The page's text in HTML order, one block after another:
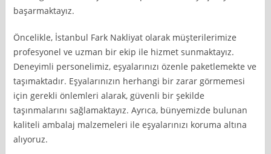
başarmaktayız.
Öncelikle, İstanbul Fark Nakliyat olarak müşterilerimize
profesyonel ve uzman bir ekip ile hizmet sunmaktayız.
Deneyimli personelimiz, eşyalarınızı özenle paketlemekte ve
taşımaktadır. Eşyalarınızın herhangi bir zarar görmemesi
için gerekli önlemleri alarak, güvenli bir şekilde
taşınmalarını sağlamaktayız. Ayrıca, bünyemizde bulunan
kaliteli ambalaj malzemeleri ile eşyalarınızı koruma altına
alıyoruz.